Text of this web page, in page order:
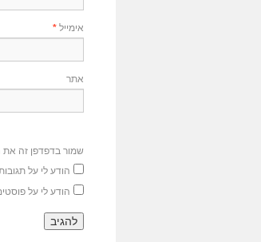
אימייל *
אתר
שמור בדפדפן זה
הודע לי על
הודע לי על